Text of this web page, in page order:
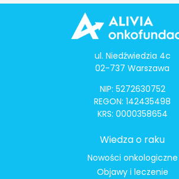
ul. Niedźwiedzia 4c
02-737 Warszawa
NIP: 5272630752
REGON: 142435498
KRS: 0000358654
Wiedza o raku
Nowości onkologiczne
Objawy i leczenie